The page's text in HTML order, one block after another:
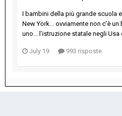
I bambini della più grande scuola
New York... ovviamente non c'è
uno... l'istruzione statale negli Usa
July 19 993 risposte